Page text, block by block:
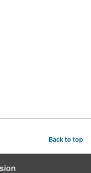
Back to top